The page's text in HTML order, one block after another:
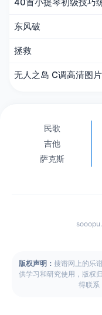
东风破
拯救
无人之岛 C调高清图
民歌
吉他
萨克斯
版权声明： 搜谱网上的乐
供学习和研究使用，版权
得联系